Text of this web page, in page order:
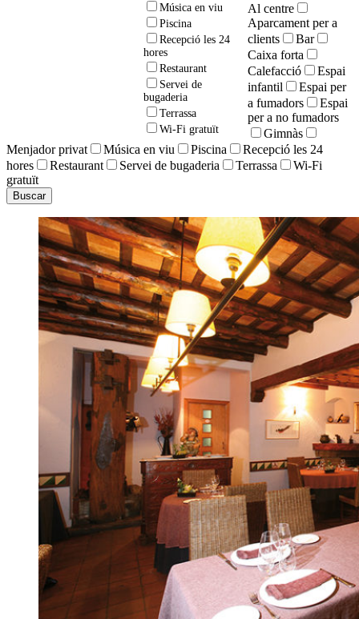
Música en viu
Piscina
Recepció les 24
hores
Restaurant
Servei de
bugaderia
Terrassa
Wi-Fi gratuït
Al centre
Aparcament per a
clients
Bar
Caixa forta
Calefacció
Espai
infantil
Espai per
a fumadors
Espai
per a no fumadors
Gimnàs
Menjador privat
Música en viu Piscina
Recepció les 24
hores
Restaurant Servei de bugaderia Terrassa
Wi-Fi
gratuït